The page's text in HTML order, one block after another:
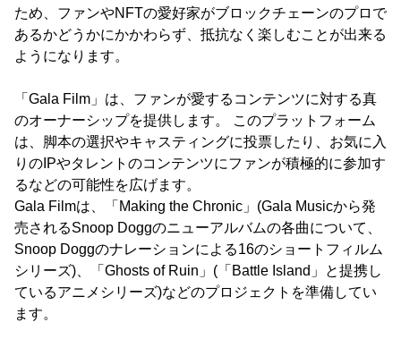
ため、ファンやNFTの愛好家がブロックチェーンのプロで
あるかどうかにかかわらず、抵抗なく楽しむことが出来る
ようになります。
「Gala Film」は、ファンが愛するコンテンツに対する真
のオーナーシップを提供します。 このプラットフォーム
は、脚本の選択やキャスティングに投票したり、お気に入
りのIPやタレントのコンテンツにファンが積極的に参加す
るなどの可能性を広げます。
Gala Filmは、「Making the Chronic」(Gala Musicから発
売されるSnoop Doggのニューアルバムの各曲について、
Snoop Doggのナレーションによる16のショートフィルム
シリーズ)、「Ghosts of Ruin」(「Battle Island」と提携し
ているアニメシリーズ)などのプロジェクトを準備してい
ます。